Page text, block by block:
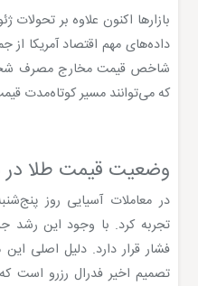
بازارها اکنون علاوه بر تحولات
که می‌توانند مسیر کوتاه‌مدت
وضعیت قیمت طلا در
در معاملات آسیایی روز
تجربه کرد. با وجود این رشد
فشار قرار دارد. دلیل اصلی
تصمیم اخیر فدرال رزرو است